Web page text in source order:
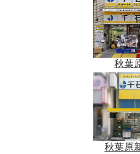
秋葉
秋葉原